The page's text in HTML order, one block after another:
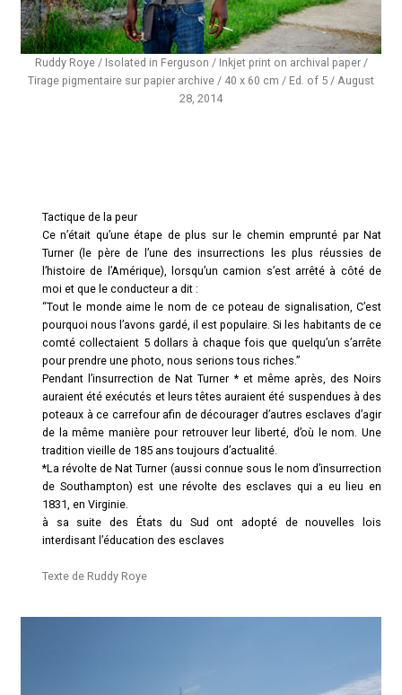
Ruddy Roye / Isolated in Ferguson / Inkjet print on archival paper /
Tirage pigmentaire sur papier archive / 40 x 60 cm / Ed. of 5 / August
28, 2014
Tactique de la peur
Ce n’était qu’une étape de plus sur le chemin emprunté par Nat
Turner (le père de l’une des insurrections les plus réussies de
l’histoire de l’Amérique), lorsqu’un camion s’est arrêté à côté de
moi et que le conducteur a dit :
“Tout le monde aime le nom de ce poteau de signalisation, C’est
pourquoi nous l’avons gardé, il est populaire. Si les habitants de ce
comté collectaient 5 dollars à chaque fois que quelqu’un s’arrête
pour prendre une photo, nous serions tous riches.”
Pendant l’insurrection de Nat Turner * et même après, des Noirs
auraient été exécutés et leurs têtes auraient été suspendues à des
poteaux à ce carrefour afin de décourager d’autres esclaves d’agir
de la même manière pour retrouver leur liberté, d’où le nom. Une
tradition vieille de 185 ans toujours d’actualité.
*La révolte de Nat Turner (aussi connue sous le nom d’insurrection
de Southampton) est une révolte des esclaves qui a eu lieu en
1831, en Virginie.
à sa suite des États du Sud
ont adopté de nouvelles lois
interdisant l’éducation des esclaves
Texte de Ruddy Roye